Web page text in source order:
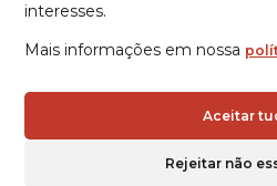
interesses.
Mais informações em nossa
Aceitar
Rejeitar não